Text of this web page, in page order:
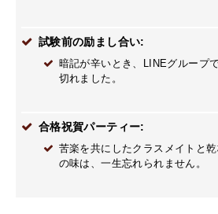
試験前の励まし合い:
暗記が辛いとき、LINEグループ
切れました。
合格祝賀パーティー:
苦楽を共にしたクラスメイトと
の味は、一生忘れられません。